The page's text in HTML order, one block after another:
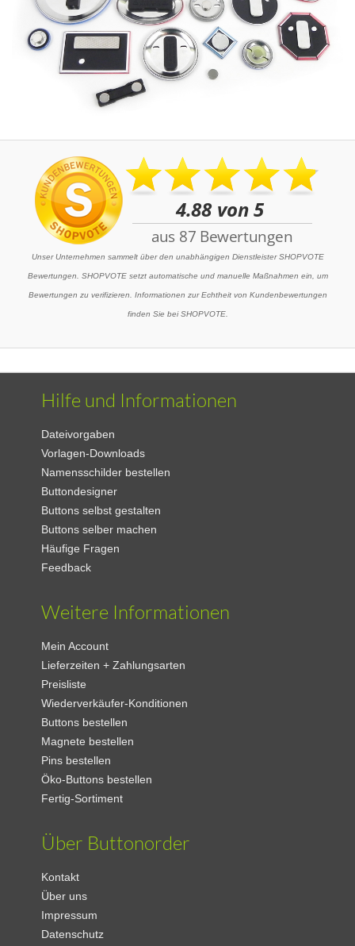
Unser Unternehmen sammelt über den unabhängigen Dienstleister SHOPVOTE
Bewertungen. SHOPVOTE setzt automatische und manuelle Maßnahmen ein, um
Bewertungen zu verifizieren. Informationen zur Echtheit von Kundenbewertungen
finden Sie bei SHOPVOTE.
Hilfe und Informationen
Dateivorgaben
Vorlagen-Downloads
Namensschilder bestellen
Buttondesigner
Buttons selbst gestalten
Buttons selber machen
Häufige Fragen
Feedback
Weitere Informationen
Mein Account
Lieferzeiten + Zahlungsarten
Preisliste
Wiederverkäufer-Konditionen
Buttons bestellen
Magnete bestellen
Pins bestellen
Öko-Buttons bestellen
Fertig-Sortiment
Über Buttonorder
Kontakt
Über uns
Impressum
Datenschutz